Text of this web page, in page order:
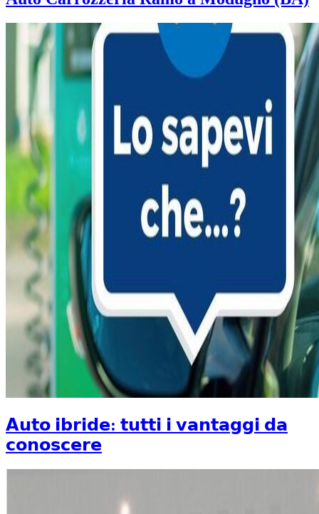
𝗔𝘂𝘁𝗼 𝗶𝗯𝗿𝗶𝗱𝗲: 𝘁𝘂𝘁𝘁𝗶 𝗶 𝘃𝗮𝗻𝘁𝗮𝗴𝗴𝗶 𝗱𝗮
𝗰𝗼𝗻𝗼𝘀𝗰𝗲𝗿𝗲